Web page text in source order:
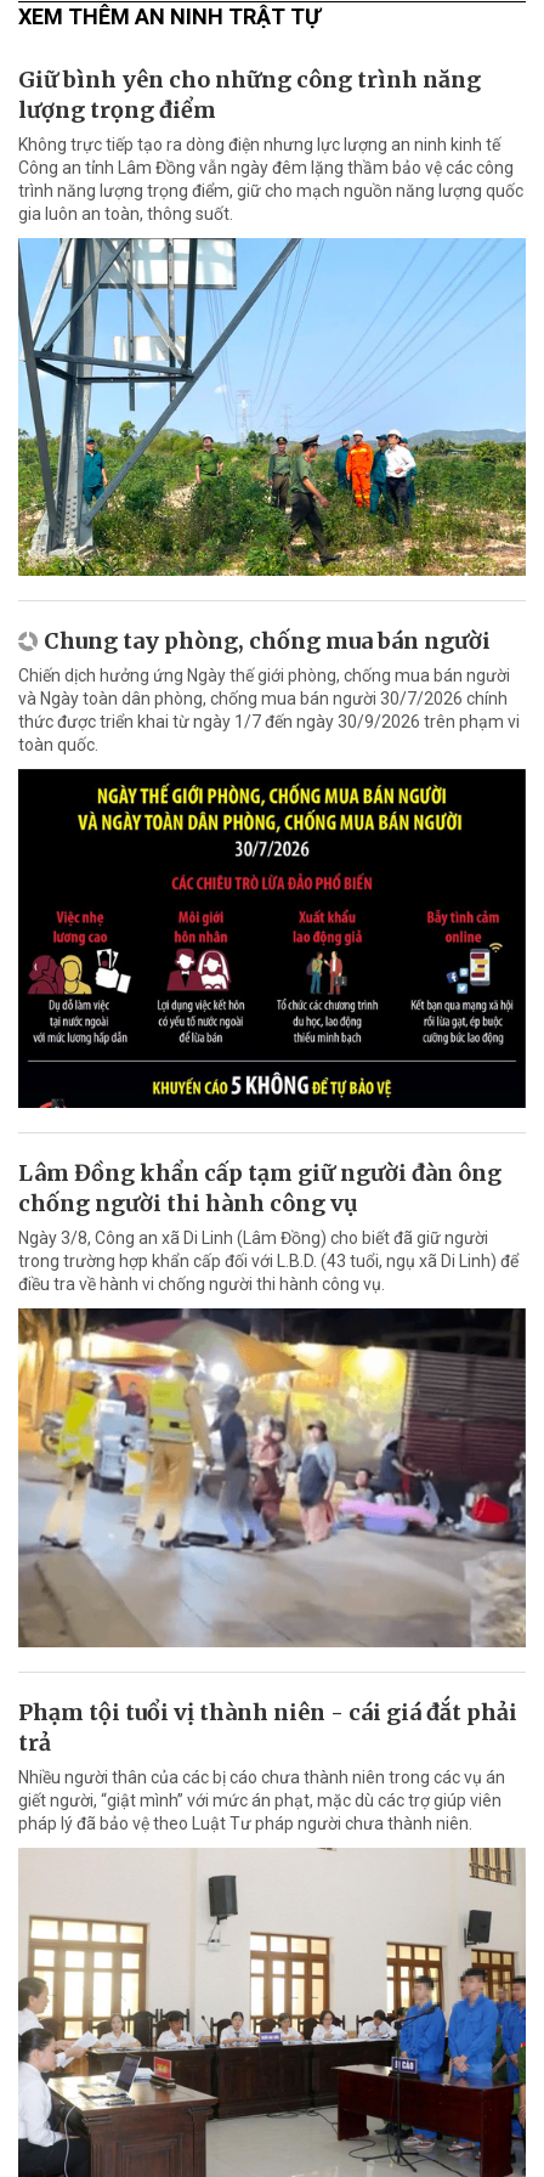
XEM THÊM AN NINH TRẬT TỰ
Giữ bình yên cho những công trình năng
lượng trọng điểm
Không trực tiếp tạo ra dòng điện nhưng lực lượng an ninh kinh tế
Công an tỉnh Lâm Đồng vẫn ngày đêm lặng thầm bảo vệ các công
trình năng lượng trọng điểm, giữ cho mạch nguồn năng lượng quốc
gia luôn an toàn, thông suốt.
Chung tay phòng, chống mua bán người
Chiến dịch hưởng ứng Ngày thế giới phòng, chống mua bán người
và Ngày toàn dân phòng, chống mua bán người 30/7/2026 chính
thức được triển khai từ ngày 1/7 đến ngày 30/9/2026 trên phạm vi
toàn quốc.
Lâm Đồng khẩn cấp tạm giữ người đàn ông
chống người thi hành công vụ
Ngày 3/8, Công an xã Di Linh (Lâm Đồng) cho biết đã giữ người
trong trường hợp khẩn cấp đối với L.B.D. (43 tuổi, ngụ xã Di Linh) để
điều tra về hành vi chống người thi hành công vụ.
Phạm tội tuổi vị thành niên - cái giá đắt phải
trả
Nhiều người thân của các bị cáo chưa thành niên trong các vụ án
giết người, “giật mình” với mức án phạt, mặc dù các trợ giúp viên
pháp lý đã bảo vệ theo Luật Tư pháp người chưa thành niên.